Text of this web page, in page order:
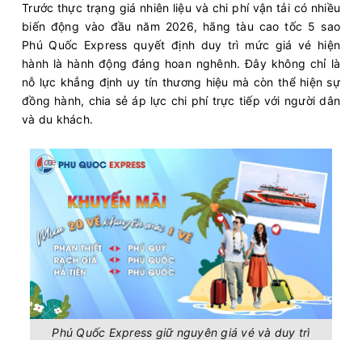
Trước thực trạng giá nhiên liệu và chi phí vận tải có nhiều
biến động vào đầu năm 2026, hãng tàu cao tốc 5 sao
Phú Quốc Express quyết định duy trì mức giá vé hiện
hành là hành động đáng hoan nghênh. Đây không chỉ là
nỗ lực khẳng định uy tín thương hiệu mà còn thể hiện sự
đồng hành, chia sẻ áp lực chi phí trực tiếp với người dân
và du khách.
Phú Quốc Express giữ nguyên giá vé và duy trì